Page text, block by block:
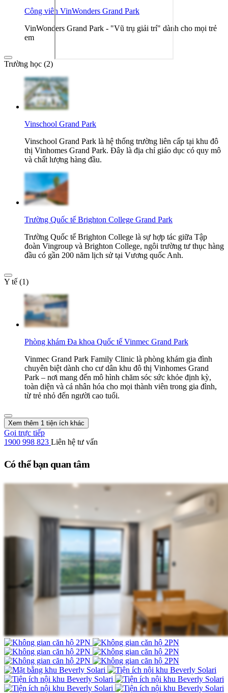
Công viên VinWonders Grand Park
VinWonders Grand Park - "Vũ trụ giải trí" dành cho mọi trẻ
em
Trường học (2)
Vinschool Grand Park
Vinschool Grand Park là hệ thống trường liên cấp tại khu đô
thị Vinhomes Grand Park. Đây là địa chỉ giáo dục có quy mô
và chất lượng hàng đầu.
Trường Quốc tế Brighton College Grand Park
Trường Quốc tế Brighton College là sự hợp tác giữa Tập
đoàn Vingroup và Brighton College, ngôi trường tư thục hàng
đầu có gần 200 năm lịch sử tại Vương quốc Anh.
Y tế (1)
Phòng khám Đa khoa Quốc tế Vinmec Grand Park
Vinmec Grand Park Family Clinic là phòng khám gia đình
chuyên biệt dành cho cư dân khu đô thị Vinhomes Grand
Park – nơi mang đến mô hình chăm sóc sức khỏe định kỳ,
toàn diện và cá nhân hóa cho mọi thành viên trong gia đình,
từ trẻ nhỏ đến người cao tuổi.
Xem thêm 1 tiện ích khác
Gọi trực tiếp
1900 998 823 Liên hệ tư vấn
Có thể bạn quan tâm